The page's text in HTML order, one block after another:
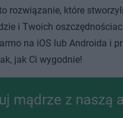
rozwiązanie, które
i Twoich
na iOS lub Androida i
jak Ci wygodnie!
mądrze z naszą